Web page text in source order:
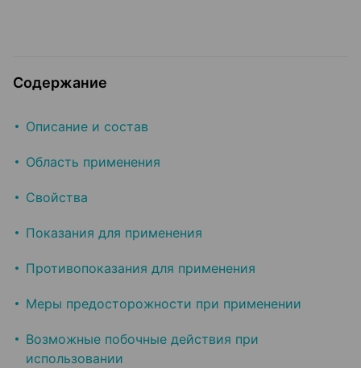
Содержание
Описание и состав
Область применения
Свойства
Показания для применения
Противопоказания для применения
Меры предосторожности при применении
Возможные побочные действия при
использовании